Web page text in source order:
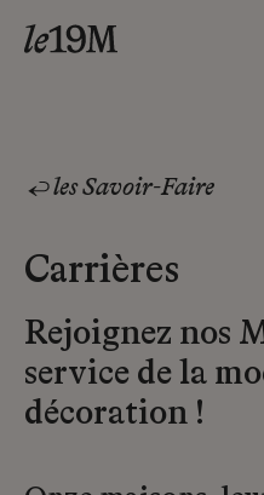
les Savoir-Faire
Carrières
Rejoignez nos
service de la
décoration !